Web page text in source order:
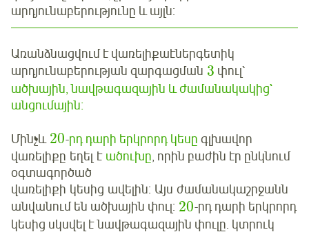
արդյունաբերությունը և այլն:
Առանձնացվում է վառելիքաէներգետիկ
արդյունաբերության զարգացման 3 փուլ՝
ածխային, նավթագազային և ժամանակակից`
անցումային։
Մինչև 20-րդ դարի երկրորդ կեսը գլխավոր
վառելիքը եղել է ածուխը, որին բաժին էր ընկնում
օգտագործած
վառելիքի կեսից ավելին: Այս ժամանակաշրջանն
անվանում են ածխային փուլ: 20-րդ դարի երկրորդ
կեսից սկսվել է նավթագազային փուլը. կտրուկ